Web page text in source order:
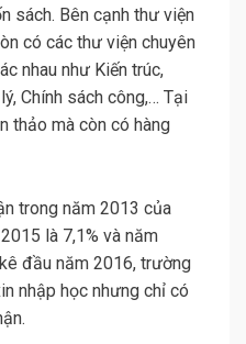
sách. Bên cạnh thư viện
có các thư viện chuyên
nhau như Kiến trúc,
Chính sách công,… Tại
thảo mà còn có hàng
trong năm 2013 của
là 7,1% và năm
đầu năm 2016, trường
nhập học nhưng chỉ có